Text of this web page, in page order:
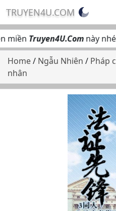
TRUYEN4U.COM
miềnTruyen4U.Comnày nhé!
Home/ Ngẫu Nhiên / Pháp
nhân